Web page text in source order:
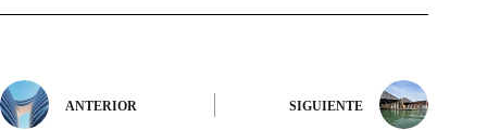
ANTERIOR SIGUIENTE